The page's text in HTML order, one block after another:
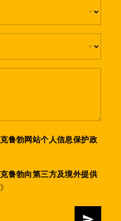
克鲁勃网站个人信息保护政
克鲁勃向第三方及境外提供
》